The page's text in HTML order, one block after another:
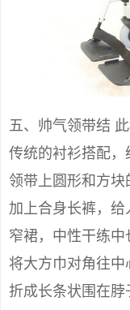
五、帅气领带结
传统的衬衫搭配，
领带上圆形和方
加上合身长裤，
窄裙，中性干练中
将大方巾对角往
折成长条状围在脖